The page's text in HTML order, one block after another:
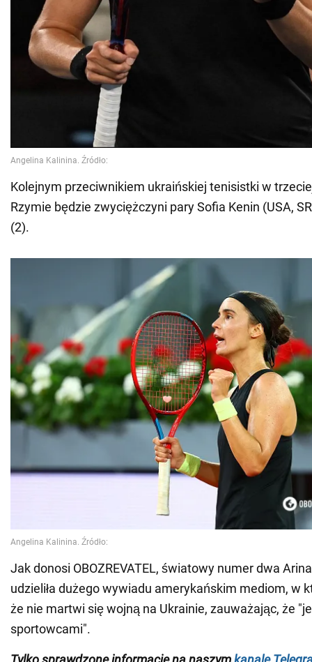
Kolejnym przeciwnikiem ukraińskiej tenisistki w
Rzymie będzie zwyciężczyni pary Sofia Kenin (USA,
(2).
Jak donosi OBOZREVATEL, światowy numer dwa
udzieliła dużego wywiadu amerykańskim mediom, w
że nie martwi się wojną na Ukrainie, zauważając, że
sportowcami".